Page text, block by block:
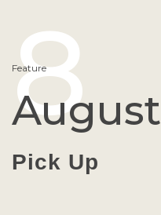
Feature
8
August
Pick Up